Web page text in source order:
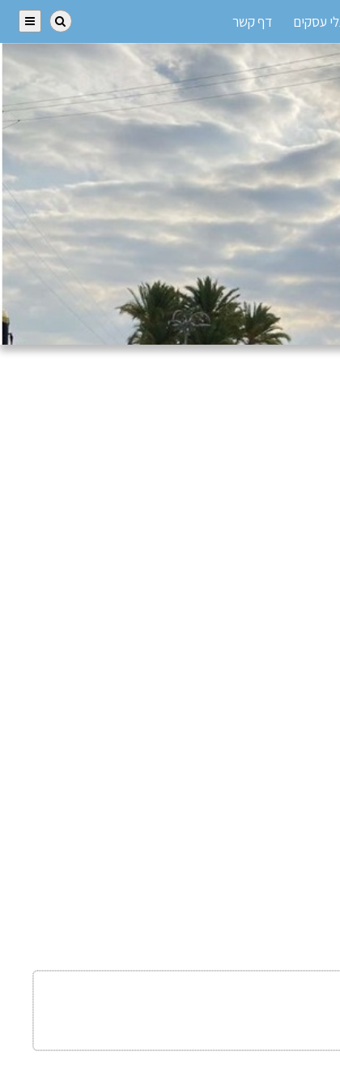
עסקים דף קשר